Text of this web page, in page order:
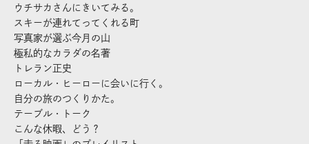
ウチサカさんにきいてみる。
スキーが連れてってくれる町
写真家が選ぶ今月の山
極私的なカラダの名著
トレラン正史
ローカル・ヒーローに会いに行く。
自分の旅のつくりかた。
テーブル・トーク
こんな休暇、どう？